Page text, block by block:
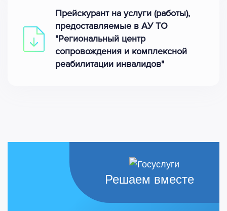
Прейскурант на услуги (работы),
предоставляемые в АУ ТО
"Региональный центр
сопровождения и комплексной
реабилитации инвалидов"
Решаем вместе